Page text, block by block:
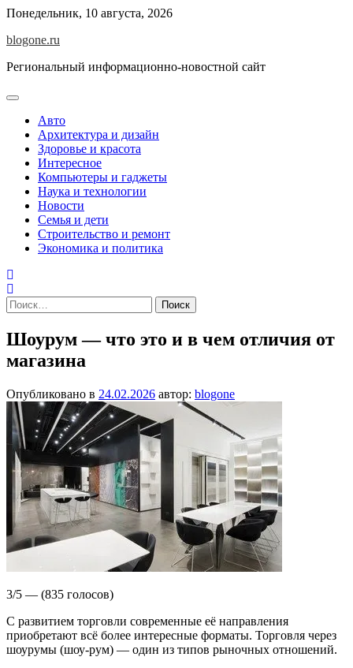
Перейти
содержимому
Понедельник, 10 августа, 2026
blogone.ru
Региональный информационно-новостной сайт
Авто
Архитектура и дизайн
Здоровье и красота
Интересное
Компьютеры и гаджеты
Наука и технологии
Новости
Семья и дети
Строительство и ремонт
Экономика и политика
Найти:
Шоурум — что это и в чем отличия от
магазина
Опубликовано в 24.02.2026 автор: blogone
3/5 — (835 голосов)
С развитием торговли современные её направления
приобретают всё более интересные форматы. Торговля через
шоурумы (шоу-рум) — один из типов рыночных отношений.